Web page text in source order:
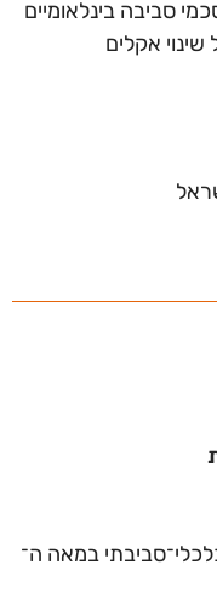
סביבה בינלאומיים
אקלים
במאה ה־